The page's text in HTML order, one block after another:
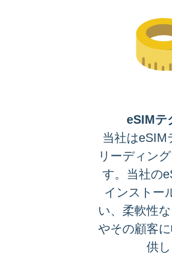
eSIMテ
当社はeSIM
リーディン
す。当社の
インストー
い、柔軟性
やその顧客
供し